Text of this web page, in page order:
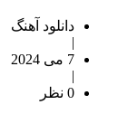
دانلود آهنگ
|
7 می 2024
|
0 نظر